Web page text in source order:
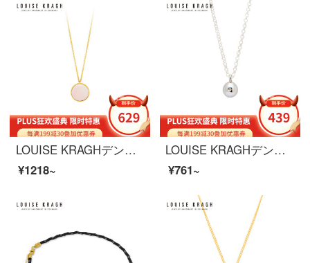
LOUISE KRAGHデンマークのネックレス女性925銀めっき18 K金のペンダントは陶磁器のファッションアクセサリーを象眼しています。
¥1218~
LOUISE KRAGHデンマークのネックレスの首のチェーンの女性の金の925銀のカップルのネックレスの女性の首のネックレスのネックレスの簡単な唯美の鎖骨のチェーンのカップルは彼女の誕生日のセーターのチェーンの銀色を送ります。
¥761~